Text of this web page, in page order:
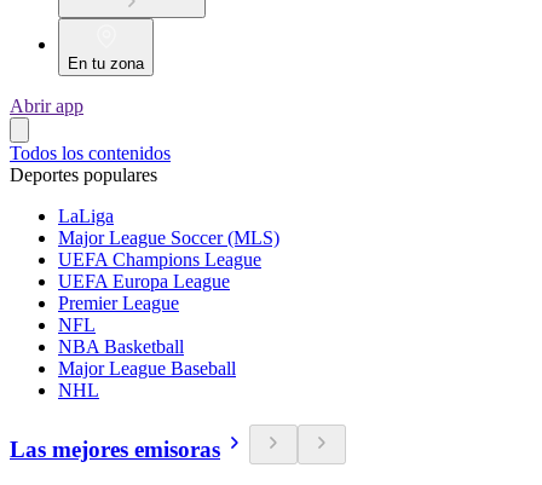
En tu zona
Abrir app
Todos los contenidos
Deportes populares
LaLiga
Major League Soccer (MLS)
UEFA Champions League
UEFA Europa League
Premier League
NFL
NBA Basketball
Major League Baseball
NHL
Las mejores emisoras